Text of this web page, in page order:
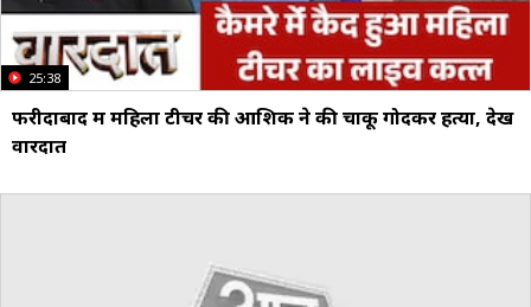
25:38
फरीदाबाद में महिला टीचर की आशिक ने की चाकू गोदकर हत्या, देखें
वारदात